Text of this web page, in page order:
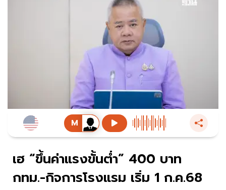
เฮ “ขึ้นค่าแรงขั้นต่ำ” 400 บาท
กทม.-กิจการโรงแรม เริ่ม 1 ก.ค.68